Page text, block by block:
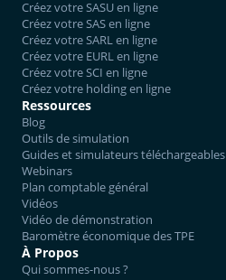
Créez votre SASU en ligne
Créez votre SAS en ligne
Créez votre SARL en ligne
Créez votre EURL en ligne
Créez votre SCI en ligne
Créez votre holding en ligne
Ressources
Blog
Outils de simulation
Guides et simulateurs téléchargeables
Webinars
Plan comptable général
Vidéos
Vidéo de démonstration
Baromètre économique des TPE
À Propos
Qui sommes-nous ?